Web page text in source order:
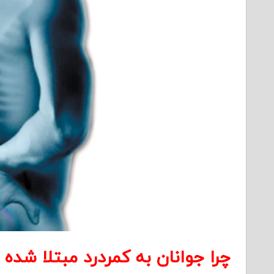
چرا جوانان به کمردرد مبتلا شده